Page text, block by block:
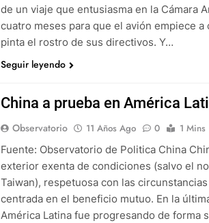
de un viaje que entusiasma en la Cámara
cuatro meses para que el avión empiece
pinta el rostro de sus directivos. Y…
Seguir leyendo
China a prueba en América
Observatorio 11 Años Ago 0
1 Mins
Fuente: Observatorio de Politica China
exterior exenta de condiciones (salvo el
Taiwan), respetuosa con las
centrada en el beneficio mutuo. En la
América Latina fue progresando de forma